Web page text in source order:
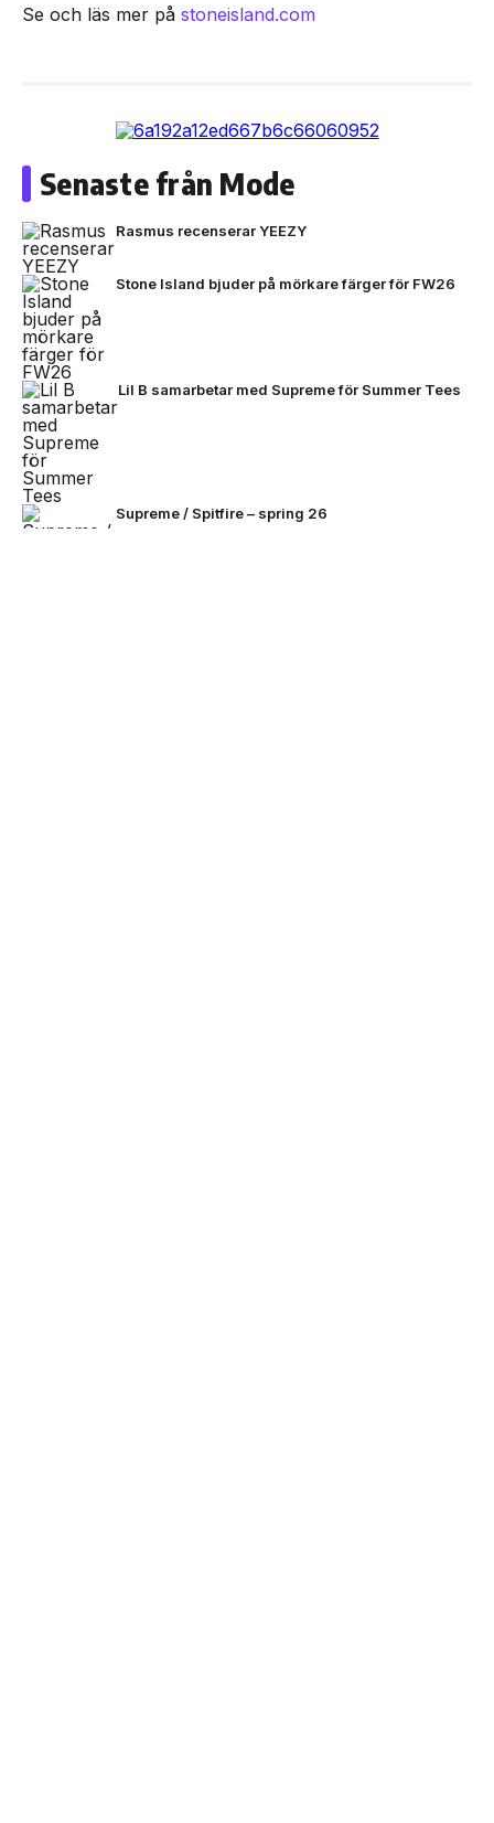
Se och läs mer på stoneisland.com
Senaste från Mode
Rasmus recenserar YEEZY
Stone Island bjuder på mörkare färger för FW26
Lil B samarbetar med Supreme för Summer Tees
Supreme / Spitfire – spring 26